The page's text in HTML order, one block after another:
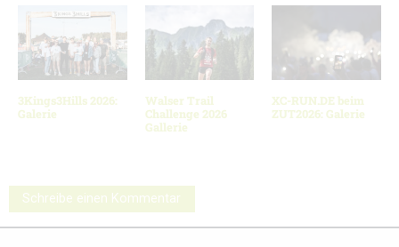
3Kings3Hills 2026:
Galerie
Walser Trail
Challenge 2026
Gallerie
XC-RUN.DE beim
ZUT2026: Galerie
Schreibe einen Kommentar